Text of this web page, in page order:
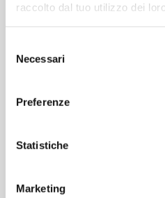
raccolto dal tuo utilizzo dei
delNecessari
Preferenze
Statistiche
Marketing
Goditi i comfort della